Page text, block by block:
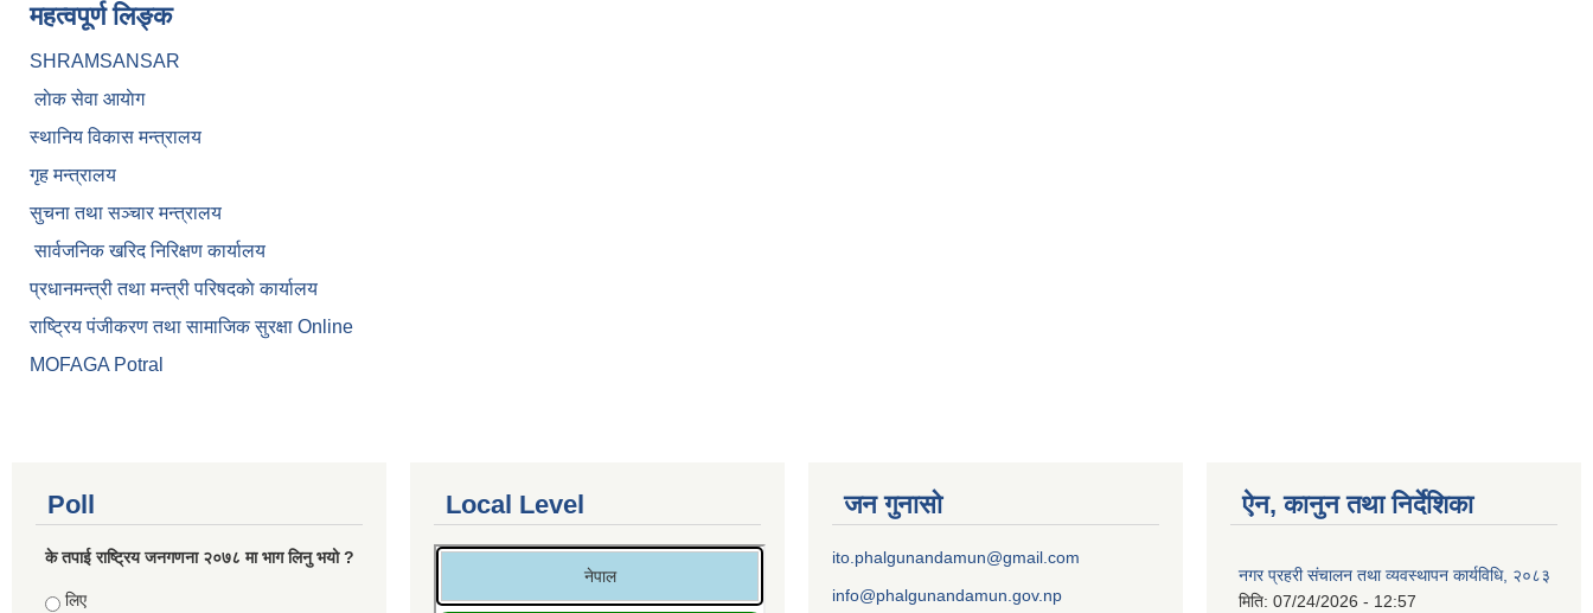
महत्वपूर्ण लिङ्क
SHRAMSANSAR
लाेक सेवा आयाेग
स्थानिय विकास मन्त्रालय
गृह मन्त्रालय
सुचना तथा सञ्चार मन्त्रालय
सार्वजनिक खरिद निरिक्षण कार्यालय
प्रधानमन्त्री तथा मन्त्री परिषदकाे कार्यालय
राष्ट्रिय पंजीकरण तथा सामाजिक सुरक्षा Online
MOFAGA Potral
Poll
के तपाई राष्ट्रिय जनगणना २०७८ मा भाग लिनु भयो ?
Choices
लिए
Local Level जन गुनासो
ito.phalgunandamun@gmail.com
info@phalgunandamun.gov.np
ऐन, कानुन तथा निर्देशिका
नगर प्रहरी संचालन तथा व्यवस्थापन कार्यविधि, २०८३
मिति: 07/24/2026 - 12:57